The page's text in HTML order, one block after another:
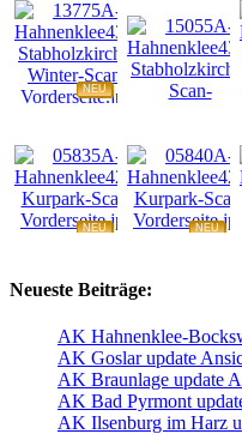
NEU
NEU
NEU
Neueste Beiträge:
AK Hahnenklee-
AK Goslar update
AK Braunlage update
AK Bad Pyrmont
AK Ilsenburg im Harz